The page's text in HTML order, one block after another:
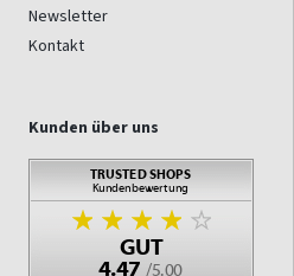
Newsletter
Kontakt
Kunden über uns